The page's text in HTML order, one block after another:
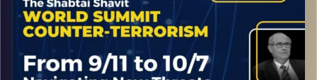
קרדיט תמונות: